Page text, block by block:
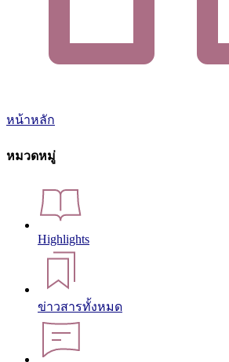
หน้าหลัก
หมวดหมู่
Highlights
ข่าวสารทั้งหมด